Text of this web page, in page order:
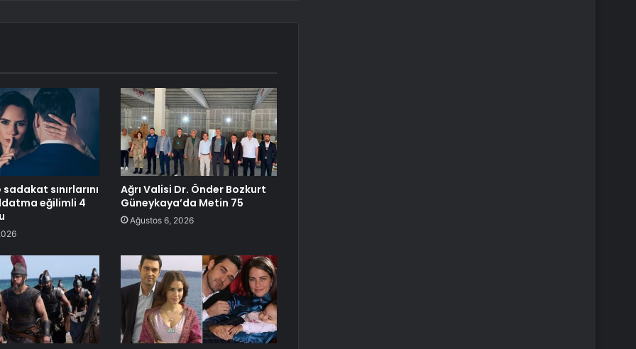
sınırlarını
eğilimli 4
Ağrı Valisi Dr. Önder Bozkurt
Güneykaya’da Metin 75
Ağustos 6, 2026